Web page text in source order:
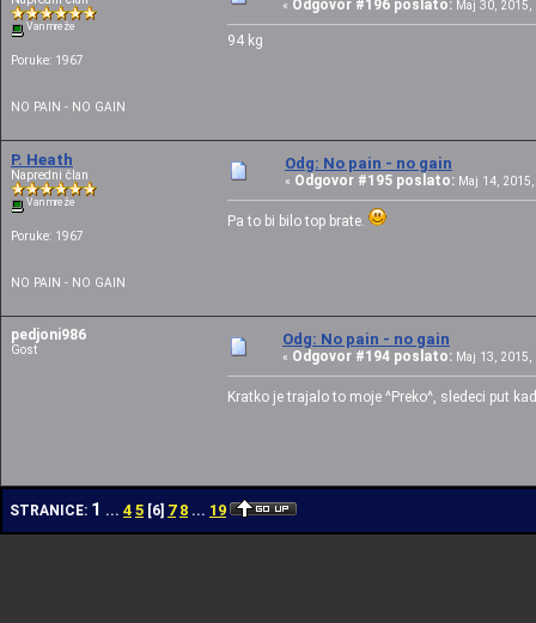
Van mreže
Poruke: 1967
NO PAIN - NO GAIN
« Odgovor #196 poslato: Maj 30, 2015,
94 kg
P. Heath
Napredni član
Van mreže
Poruke: 1967
NO PAIN - NO GAIN
Odg: No pain - no gain
« Odgovor #195 poslato: Maj 14,
Pa to bi bilo top brate.
pedjoni986
Gost
Odg: No pain - no gain
« Odgovor #194 poslato: Maj 13, 2015,
Kratko je trajalo to moje ^Preko^, sledeci put
STRANICE: 1 ... 4 5 [6] 7 8 ... 19